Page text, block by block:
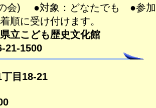
の会) ●対象：どなたでも ●参
順に受け付けます。
立こども歴史文化館
21-1500
目18-21